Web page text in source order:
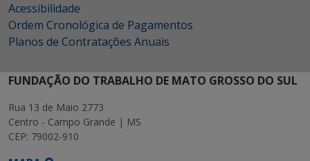
Acessibilidade
Ordem Cronológica de Pagamentos
Planos de Contratações Anuais
FUNDAÇÃO DO TRABALHO DE MATO GROSSO DO SUL
Rua 13 de Maio 2773
Centro - Campo Grande | MS
CEP: 79002-910